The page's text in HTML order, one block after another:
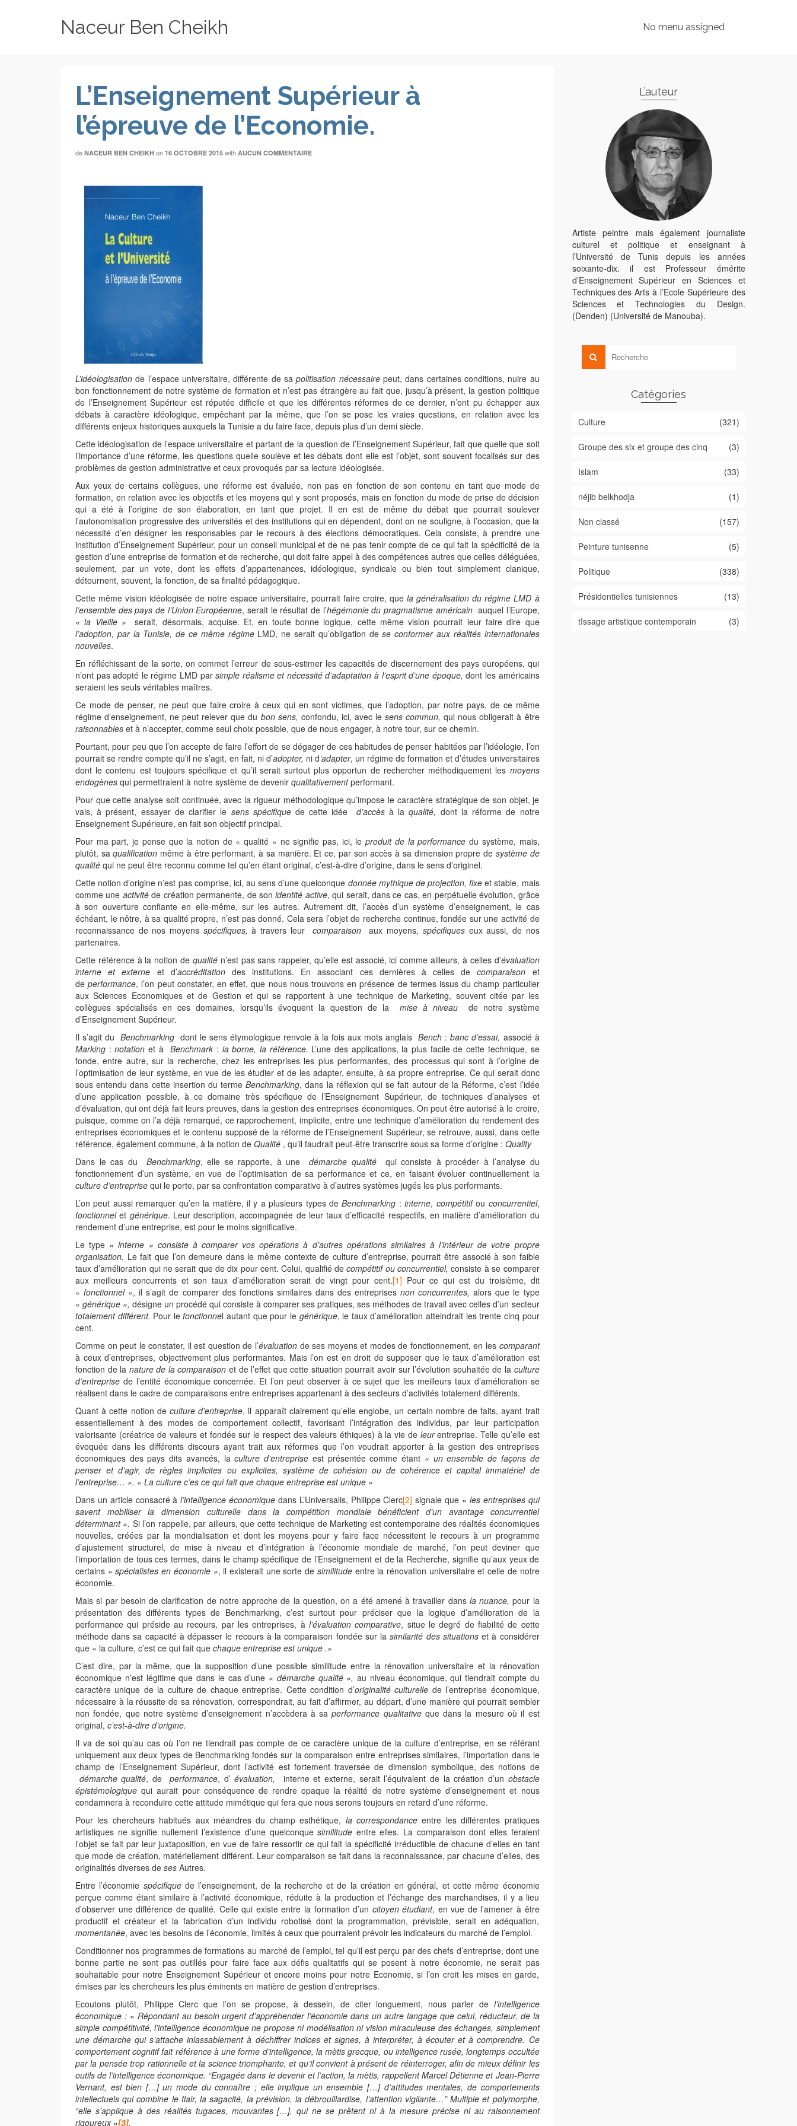
Naceur Ben Cheikh No menu assigned
L’Enseignement Supérieur à
l’épreuve de l’Economie.
de NACEUR BEN CHEIKH on 16 OCTOBRE 2015 with AUCUN COMMENTAIRE
L’idéologisation de l’espace universitaire, différente de sapolitisation nécessairepeut, dans certaines conditions, nuire au
bon fonctionnement de notre système de formation et n’est pas étrangère au fait que, jusqu’à présent, la gestion politique
de l’Enseignement Supérieur est réputée difficile et que les différentes réformes de ce dernier, n’ont pu échapper aux
débats à caractère idéologique, empêchant par la même, que l’on se pose les vraies questions, en relation avec les
différents enjeux historiques auxquels la Tunisie a du faire face, depuis plus d’un demi siècle.
Cette idéologisation de l’espace universitaire et partant de la question de l’Enseignement Supérieur, fait que quelle que soit
l’importance d’une réforme, les questions quelle soulève et les débats dont elle est l’objet, sont souvent focalisés sur des
problèmes de gestion administrative et ceux provoqués par sa lecture idéologisée.
Aux yeux de certains collègues, une réforme est évaluée, non pas en fonction de son contenu en tant que mode de
formation, en relation avec les objectifs et les moyens qui y sont proposés, mais en fonction du mode de prise de décision
qui a été à l’origine de son élaboration, en tant que projet. Il en est de même du débat que pourrait soulever
l’autonomisation progressive des universités et des institutions qui en dépendent, dont on ne souligne, à l’occasion, que la
nécessité d’en désigner les responsables par le recours à des élections démocratiques. Cela consiste, à prendre une
institution d’Enseignement Supérieur, pour un conseil municipal et de ne pas tenir compte de ce qui fait la spécificité de la
gestion d’une entreprise de formation et de recherche, qui doit faire appel à des compétences autres que celles déléguées,
seulement, par un vote, dont les effets d’appartenances, idéologique, syndicale ou bien tout simplement clanique,
détournent, souvent, la fonction, de sa finalité pédagogique.
Cette même vision idéologisée de notre espace universitaire, pourrait faire croire, quela généralisation du régime LMD à
l’ensemble des pays de l’Union Européenne, serait le résultat de l’hégémonie du pragmatisme américain auquel l’Europe,
«la Vieille » serait, désormais, acquise. Et, en toute bonne logique, cette même vision pourrait leur faire dire que
l’adoption, par la Tunisie, de ce même régimeLMD, ne serait qu’obligation dese conformer aux réalités internationales
nouvelles.
En réfléchissant de la sorte, on commet l’erreur de sous-estimer les capacités de discernement des pays européens, qui
n’ont pas adopté le régime LMD parsimple réalisme et nécessité d’adaptation à l’esprit d’une époque, dont les américains
seraient les seuls véritables maîtres.
Ce mode de penser, ne peut que faire croire à ceux qui en sont victimes, que l’adoption, par notre pays, de ce même
régime d’enseignement, ne peut relever que du bon sens, confondu, ici, avec lesens commun, qui nous obligerait à être
raisonnables et à n’accepter, comme seul choix possible, que de nous engager, à notre tour, sur ce chemin.
Pourtant, pour peu que l’on accepte de faire l’effort de se dégager de ces habitudes de penser habitées par l’idéologie, l’on
pourrait se rendre compte qu’il ne s’agit, en fait, ni d’adopter, ni d’adapter, un régime de formation et d’études universitaires
dont le contenu est toujours spécifique et qu’il serait surtout plus opportun de rechercher méthodiquement les moyens
endogènes qui permettraient à notre système de devenir qualitativementperformant.
Pour que cette analyse soit continuée, avec la rigueur méthodologique qu’impose le caractère stratégique de son objet, je
vais, à présent, essayer de clarifier le sens spécifiquede cette idée d’accèsà laqualité, dont la réforme de notre
Enseignement Supérieure, en fait son objectif principal.
Pour ma part, je pense que la notion de « qualité » ne signifie pas, ici, leproduit de la performance du système, mais,
plutôt, saqualification même à être performant, à sa manière. Et ce, par son accès à sa dimension propre de système de
qualité qui ne peut être reconnu comme tel qu’en étant original, c’est-à-dire d’origine, dans le sens d’originel.
Cette notion d’origine n’est pas comprise, ici, au sens d’une quelconque donnée mythique de projection, fixe et stable, mais
comme une activitéde création permanente, de sonidentité active, qui serait, dans ce cas, en perpétuelle évolution, grâce
à son ouverture confiante en elle-même, sur les autres. Autrement dit, l’accès d’un système d’enseignement, le cas
échéant, le nôtre, à sa qualité propre, n’est pas donné. Cela sera l’objet de recherche continue, fondée sur une activité de
reconnaissance de nos moyens spécifiques, à travers leur comparaison aux moyens, spécifiqueseux aussi, de nos
partenaires.
Cette référence à la notion de qualitén’est pas sans rappeler, qu’elle est associé, ici comme ailleurs, à celles d’évaluation
interne et externe et d’accréditationdes institutions. En associant ces dernières à celles decomparaison et
deperformance, l’on peut constater, en effet, que nous nous trouvons en présence de termes issus du champ particulier
aux Sciences Economiques et de Gestion et qui se rapportent à une technique de Marketing, souvent citée par les
collègues spécialisés en ces domaines, lorsqu’ils évoquent la question de la mise à niveaude notre système
d’Enseignement Supérieur.
Il s’agit duBenchmarking dont le sens étymologique renvoie à la fois aux mots anglais Bench :banc d’essai, associé à
Marking :notation et àBenchmark : la borne, la référence. L’une des applications, la plus facile de cette technique, se
fonde, entre autre, sur la recherche, chez les entreprises les plus performantes, des processus qui sont à l’origine de
l’optimisation de leur système, en vue de les étudier et de les adapter, ensuite, à sa propre entreprise. Ce qui serait donc
sous entendu dans cette insertion du termeBenchmarking, dans la réflexion qui se fait autour de la Réforme, c’est l’idée
d’une application possible, à ce domaine très spécifique de l’Enseignement Supérieur, de techniques d’analyses et
d’évaluation, qui ont déjà fait leurs preuves, dans la gestion des entreprises économiques. On peut être autorisé à le croire,
puisque, comme on l’a déjà remarqué, ce rapprochement, implicite, entre une technique d’amélioration du rendement des
entreprises économiques et le contenu supposé de la réforme de l’Enseignement Supérieur, se retrouve, aussi, dans cette
référence, également commune, à la notion de Qualité , qu’il faudrait peut-être transcrire sous sa forme d’origine : Quality
Dans le cas du Benchmarking, elle se rapporte, à une démarche qualité
qui consiste à procéder à l’analyse du
fonctionnement d’un système, en vue de l’optimisation de sa performance et ce, en faisant évoluer continuellement la
culture d’entreprise qui le porte, par sa confrontation comparative à d’autres systèmes jugés les plus performants.
L’on peut aussi remarquer qu’en la matière, il y a plusieurs types deBenchmarking :interne, compétitifou concurrentiel,
fonctionnelet générique. Leur description, accompagnée de leur taux d’efficacité respectifs, en matière d’amélioration du
rendement d’une entreprise, est pour le moins significative.
Le type « interne » consiste à comparer vos opérations à d’autres opérations similaires à l’intérieur de votre propre
organisation. Le fait que l’on demeure dans le même contexte de culture d’entreprise, pourrait être associé à son faible
taux d’amélioration qui ne serait que de dix pour cent. Celui, qualifié decompétitif ou concurrentiel,consiste à se comparer
aux meilleurs concurrents et son taux d’amélioration serait de vingt pour cent.[1] Pour ce qui est du troisième, dit
«fonctionnel », il s’agit de comparer des fonctions similaires dans des entreprisesnon concurrentes, alors que le type
«générique », désigne un procédé qui consiste à comparer ses pratiques, ses méthodes de travail avec celles d’un secteur
totalement différent. Pour lefonctionnel autant que pour le générique, le taux d’amélioration atteindrait les trente cinq pour
cent.
Comme on peut le constater, il est question de l’évaluationde ses moyens et modes de fonctionnement, en les comparant
à ceux d’entreprises, objectivement plus performantes. Mais l’on est en droit de supposer que le taux d’amélioration est
fonction de la nature de la comparaison et de l’effet que cette situation pourrait avoir sur l’évolution souhaitée de la culture
d’entreprise de l’entité économique concernée. Et l’on peut observer à ce sujet que les meilleurs taux d’amélioration se
réalisent dans le cadre de comparaisons entre entreprises appartenant à des secteurs d’activités totalement différents.
Quant à cette notion de culture d’entreprise, il apparaît clairement qu’elle englobe, un certain nombre de faits, ayant trait
essentiellement à des modes de comportement collectif, favorisant l’intégration des individus, par leur participation
valorisante (créatrice de valeurs et fondée sur le respect des valeurs éthiques) à la vie de leurentreprise. Telle qu’elle est
évoquée dans les différents discours ayant trait aux réformes que l’on voudrait apporter à la gestion des entreprises
économiques des pays dits avancés, laculture d’entreprise est présentée comme étant « un ensemble de façons de
penser et d’agir, de règles implicites ou explicites, système de cohésion ou de cohérence et capital immatériel de
l’entreprise… ». « La culture c’es ce qui fait que chaque entreprise est unique »
Dans un article consacré àl’intelligence économique dans L’Universalis, Philippe Clerc[2] signale que « les entreprises qui
savent mobiliser la dimension culturelle dans la compétition mondiale bénéficient d’un avantage concurrentiel
déterminant ». Si l’on rappelle, par ailleurs, que cette technique de Marketing est contemporaine des réalités économiques
nouvelles, créées par la mondialisation et dont les moyens pour y faire face nécessitent le recours à un programme
d’ajustement structurel, de mise à niveau et d’intégration à l’économie mondiale de marché, l’on peut deviner que
l’importation de tous ces termes, dans le champ spécifique de l’Enseignement et de la Recherche, signifie qu’aux yeux de
certains «spécialistes en économie », il existerait une sorte de similitudeentre la rénovation universitaire et celle de notre
économie.
Mais si par besoin de clarification de notre approche de la question, on a été amené à travailler dans la nuance, pour la
présentation des différents types de Benchmarking, c’est surtout pour préciser que la logique d’amélioration de la
performance qui préside au recours, par les entreprises, à l’évaluation comparative, situe le degré de fiabilité de cette
méthode dans sa capacité à dépasser le recours à la comparaison fondée sur lasimilarité des situationset à considérer
que « la culture, c’est ce qui fait que chaque entreprise est unique .»
C’est dire, par la même, que la supposition d’une possible similitude entre la rénovation universitaire et la rénovation
économique n’est légitime que dans le cas d’une « démarche qualité », au niveau économique, qui tiendrait compte du
caractère unique de la culture de chaque entreprise. Cette condition d’originalité culturelle de l’entreprise économique,
nécessaire à la réussite de sa rénovation, correspondrait, au fait d’affirmer, au départ, d’une manière qui pourrait sembler
non fondée, que notre système d’enseignement n’accèdera à saperformance qualitativeque dans la mesure où il est
original, c’est-à-dire d’origine.
Il va de soi qu’au cas où l’on ne tiendrait pas compte de ce caractère unique de la culture d’entreprise, en se référant
uniquement aux deux types de Benchmarking fondés sur la comparaison entre entreprises similaires, l’importation dans le
champ de l’Enseignement Supérieur, dont l’activité est fortement traversée de dimension symbolique, des notions de
démarche qualité, de performance, d’évaluation, interne et externe, serait l’équivalent de la création d’un obstacle
épistémologique qui aurait pour conséquence de rendre opaque la réalité de notre système d’enseignement et nous
condamnera à reconduire cette attitude mimétique qui fera que nous serons toujours en retard d’une réforme.
Pour les chercheurs habitués aux méandres du champ esthétique, la correspondanceentre les différentes pratiques
artistiques ne signifie nullement l’existence d’une quelconquesimilitude entre elles. La comparaison dont elles feraient
l’objet se fait par leur juxtaposition, en vue de faire ressortir ce qui fait la spécificité irréductible de chacune d’elles en tant
que mode de création, matériellement différent. Leur comparaison se fait dans la reconnaissance, par chacune d’elles, des
originalités diverses de ses Autres.
Entre l’économie spécifiquede l’enseignement, de la recherche et de la création en général, et cette même économie
perçue comme étant similaire à l’activité économique, réduite à la production et l’échange des marchandises, il y a lieu
d’observer une différence de qualité. Celle qui existe entre la formation d’un citoyen étudiant, en vue de l’amener à être
productif et créateur et la fabrication d’un individu robotisé dont la programmation, prévisible, serait en adéquation,
momentanée, avec les besoins de l’économie, limités à ceux que pourraient prévoir les indicateurs du marché de l’emploi.
Conditionner nos programmes de formations au marché de l’emploi, tel qu’il est perçu par des chefs d’entreprise, dont une
bonne partie ne sont pas outillés pour faire face aux défis qualitatifs qui se posent à notre économie, ne serait pas
souhaitable pour notre Enseignement Supérieur et encore moins pour notre Economie, si l’on croit les mises en garde,
émises par les chercheurs les plus éminents en matière de gestion d’entreprises.
Ecoutons plutôt, Philippe Clerc que l’on se propose, à dessein, de citer longuement, nous parler de l’intelligence
économique : « Répondant au besoin urgent d’appréhender l’économie dans un autre langage que celui, réducteur, de la
simple compétitivité, l’intelligence économique ne propose ni modélisation ni vision miraculeuse des échanges, simplement
une démarche qui s’attache inlassablement à déchiffrer indices et signes, à interpréter, à écouter et à comprendre. Ce
comportement cognitif fait référence à une forme d’intelligence, la mètis grecque, ou intelligence rusée, longtemps occultée
par la pensée trop rationnelle et la science triomphante, et qu’il convient à présent de réinterroger, afin de mieux définir les
outils de l’intelligence économique. “Engagée dans le devenir et l’action, la mètis, rappellent Marcel Détienne et Jean-Pierre
Vernant, est bien […] un mode du connaître ; elle implique un ensemble […] d’attitudes mentales, de comportements
intellectuels qui combine le flair, la sagacité, la prévision, la débrouillardise, l’attention vigilante…” Multiple et polymorphe,
“elle s’applique à des réalités fugaces, mouvantes […], qui ne se prêtent ni à la mesure précise ni au raisonnement
rigoureux »[3].
L’auteur
Artiste peintre mais également journaliste
culturel et politique et enseignant à
l’Université de Tunis depuis les années
soixante-dix. il est Professeur émérite
d’Enseignement Supérieur en Sciences et
Techniques des Arts à l’Ecole Supérieure des
Sciences et Technologies du Design.
(Denden) (Université de Manouba).
Catégories
Culture (321)
Groupe des six et groupe des cinq (3)
Islam (33)
néjib belkhodja (1)
Non classé (157)
Peinture tunisenne (5)
Politique (338)
Présidentielles tunisiennes (13)
tIssage artistique contemporain (3)